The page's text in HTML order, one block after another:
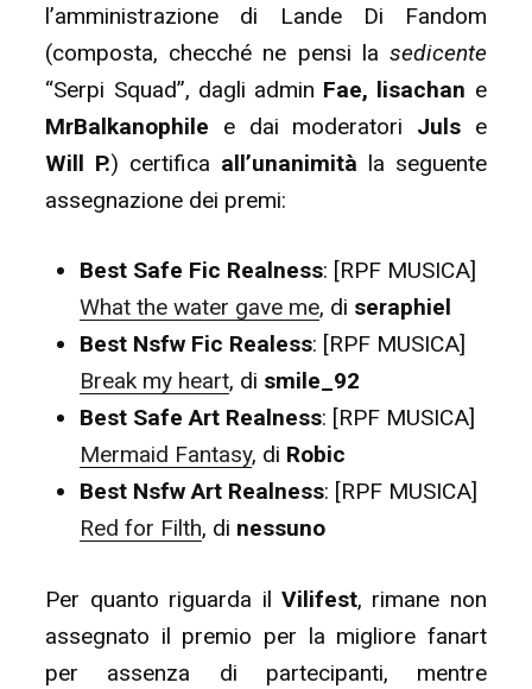
l’amministrazione di Lande Di Fandom
(composta, checché ne pensi la sedicente
“Serpi Squad”, dagli admin Fae, lisachan e
MrBalkanophile e dai moderatori Juls e
Will P.) certifica all’unanimità la seguente
assegnazione dei premi:
Best Safe Fic Realness: [RPF MUSICA]
What the water gave me, di seraphiel
Best Nsfw Fic Realess: [RPF MUSICA]
Break my heart, di smile_92
Best Safe Art Realness: [RPF MUSICA]
Mermaid Fantasy, di Robic
Best Nsfw Art Realness: [RPF MUSICA]
Red for Filth, di nessuno
Per quanto riguarda il Vilifest, rimane non
assegnato il premio per la migliore fanart
per assenza di partecipanti, mentre